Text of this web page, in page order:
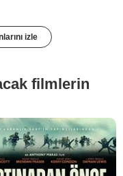
izle
filmlerin